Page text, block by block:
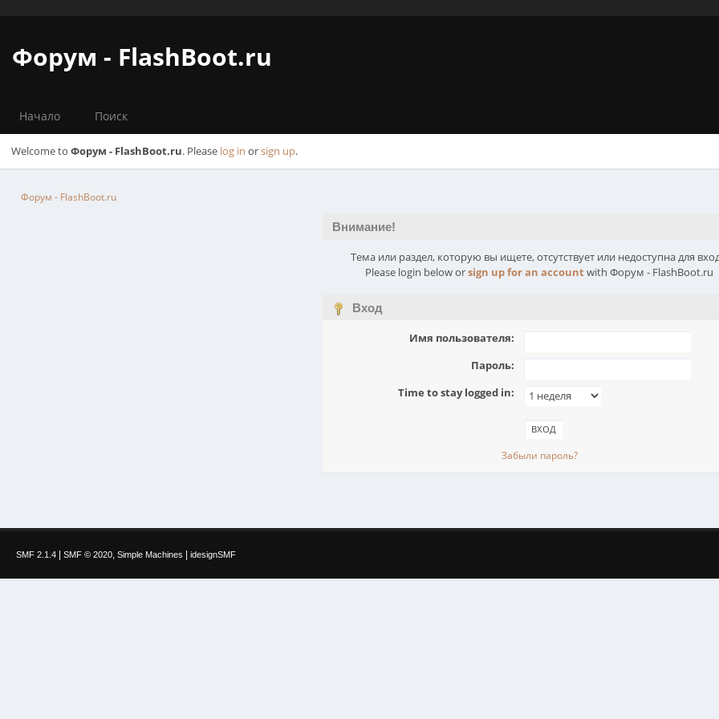
Форум - FlashBoot.ru
Начало Поиск
Welcome to Форум - FlashBoot.ru. Please log in orsign up.
Форум - FlashBoot.ru
Внимание!
Тема или раздел, которую вы ищете, отсутствует или недоступна для
Please login below orsign up for an accountwith Форум - FlashBoot.ru
Вход
Имя пользователя:
Пароль:
Time to stay logged in:
Забыли пароль?
SMF 2.1.4 SMF © 2020, Simple Machines idesignSMF